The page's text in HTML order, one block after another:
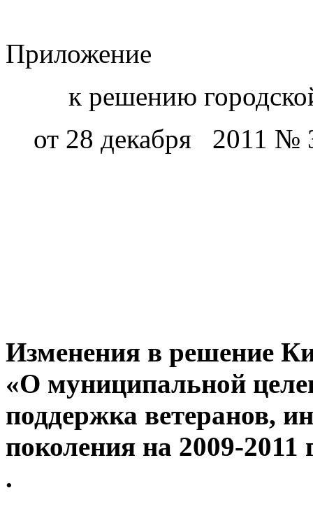
Приложение
к решению
от 28 декабря 2011 №
Изменения в решение
«О муниципальной
поддержка ветеранов,
поколения на 2009-
.